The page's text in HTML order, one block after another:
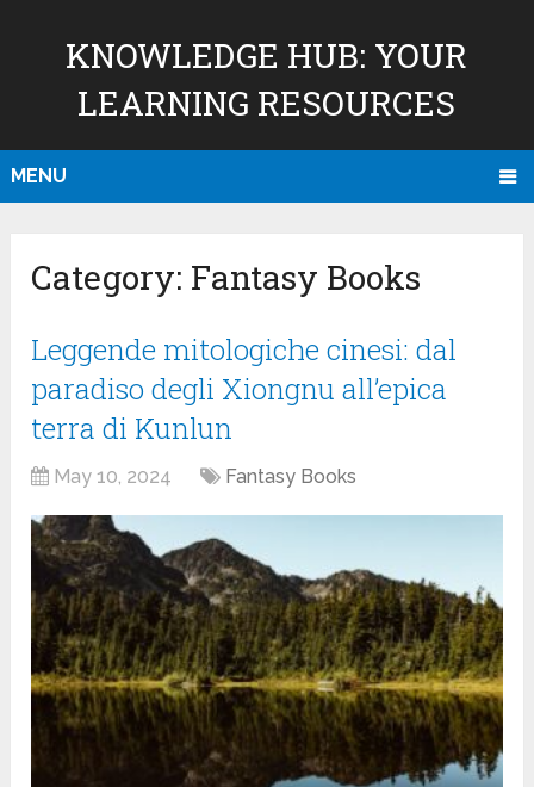
KNOWLEDGE HUB: YOUR
LEARNING RESOURCES
MENU
Category: Fantasy Books
Leggende mitologiche cinesi: dal
paradiso degli Xiongnu all’epica
terra di Kunlun
May 10, 2024 Fantasy Books